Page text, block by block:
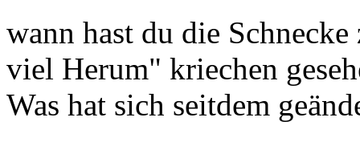
wann hast du die
viel Herum" kriechen
Was hat sich seitdem